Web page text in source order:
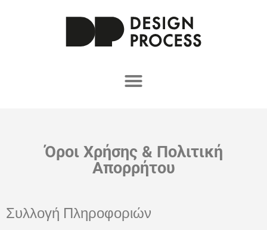
Όροι Χρήσης & Πολιτική
Απορρήτου​
Συλλογή Πληροφοριών